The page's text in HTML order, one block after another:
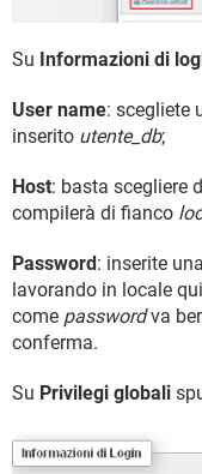
Su Informazioni di
User name: scegliete
inserito utente_db;
Host: basta scegliere
compilerà di fianco
Password: inserite
lavorando in locale
come passwordva
conferma.
Su Privilegi globali